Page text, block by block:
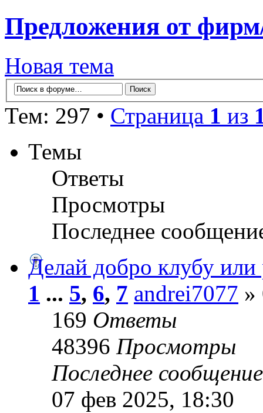
Предложения от
Новая тема
Тем: 297 • Страница 1 из
Темы
Ответы
Просмотры
Последнее
Делай добро клубу
1 ... 5, 6, 7 andrei7077 »
169 Ответы
48396 Просмотры
Последнее
07 фев 2025, 18:30